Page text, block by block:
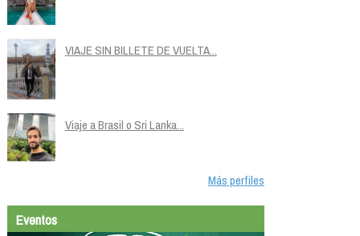
VIAJE SIN BILLETE DE VUELTA...
Viaje a Brasil o Sri Lanka...
Más perfiles
Eventos